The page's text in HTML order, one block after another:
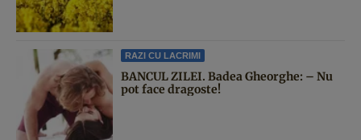
RAZI CU LACRIMI
BANCUL ZILEI. Badea Gheorghe: – Nu
pot face dragoste!